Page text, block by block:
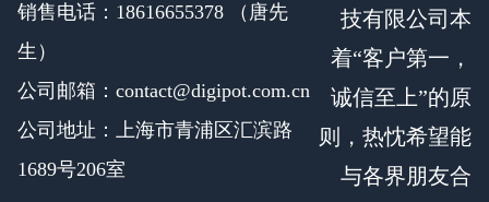
销售电话：18616655378 （唐先
生）
公司邮箱：contact@digipot.com.cn
公司地址：上海市青浦区汇滨路
1689号206室
技有限公司本
着“客户第一，
诚信至上”的原
则，热忱希望能
与各界朋友合